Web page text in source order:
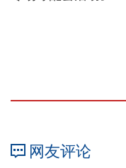
网友评论